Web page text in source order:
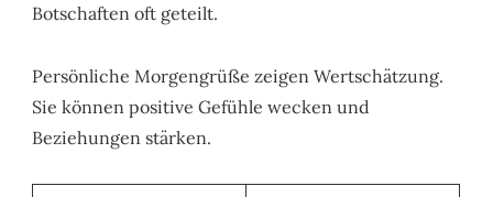
Botschaften oft geteilt.
Persönliche Morgengrüße zeigen Wertschätzung.
Sie können positive Gefühle wecken und
Beziehungen stärken.